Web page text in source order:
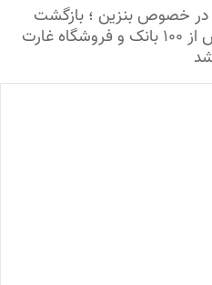
در خصوص بنزین ؛ بازگشت
آرامش و پایان تجمعات،بیش از ۱۰۰ بانک و فروشگاه غارت